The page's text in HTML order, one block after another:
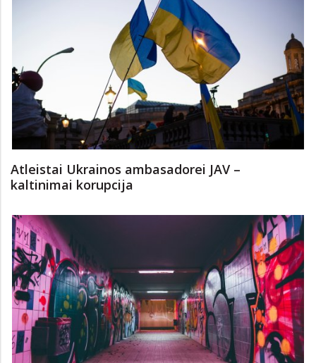
Atleistai Ukrainos ambasadorei JAV –
kaltinimai korupcija